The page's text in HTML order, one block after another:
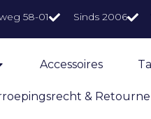
58-01 Sinds 2006
Accessoires
&